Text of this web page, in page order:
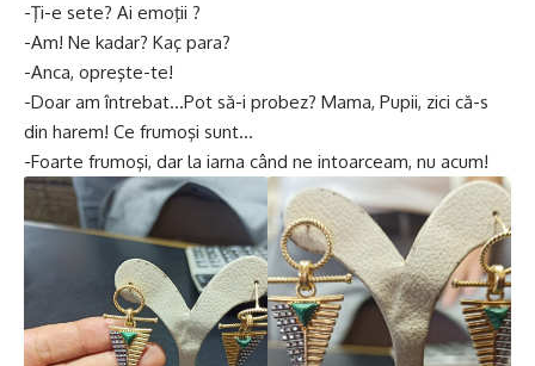
-Ţi-e sete? Ai emoţii ?
-Am! Ne kadar? Kaç para?
-Anca, opreşte-te!
-Doar am întrebat…Pot să-i probez? Mama, Pupii, zici că-s
din harem! Ce frumoşi sunt…
-Foarte frumoşi, dar la iarna când ne intoarceam, nu acum!